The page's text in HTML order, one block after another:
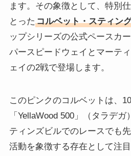
ます。その象徴として、特別
とった コルベット・スティン
ップシリーズの公式ペースカ
パースピードウェイとマーテ
ェイの2戦で登場します。
このピンクのコルベットは、
「YellaWood 500」（タラデ
ティンズビルでのレースでも
活動を象徴する存在として注